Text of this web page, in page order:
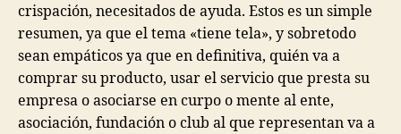
crispación, necesitados de ayuda. Estos es un simple
resumen, ya que el tema «tiene tela», y sobretodo
sean empáticos ya que en definitiva, quién va a
comprar su producto, usar el servicio que presta su
empresa o asociarse en curpo o mente al ente,
asociación, fundación o club al que representan va a